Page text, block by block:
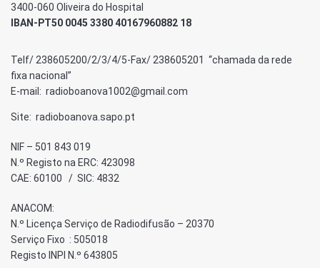
3400-060 Oliveira do Hospital
IBAN-PT50 0045 3380 40167960882 18
Telf/ 238605200/2/3/4/5-Fax/ 238605201 “chamada da rede
fixa nacional”
E-mail: radioboanova1002@gmail.com
Site: radioboanova.sapo.pt
NIF – 501 843 019
N.º Registo na ERC: 423098
CAE: 60100 / SIC: 4832
ANACOM:
N.º Licença Serviço de Radiodifusão – 20370
Serviço Fixo : 505018
Registo INPI N.º 643805